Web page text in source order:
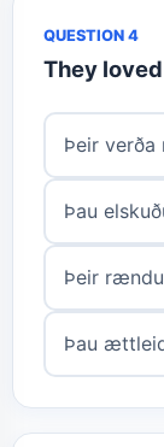
QUESTION 4
They
Þeir
Þau
Þeir
Þau